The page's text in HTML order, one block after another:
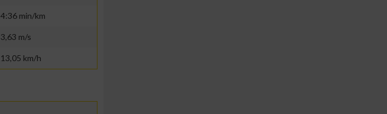
4:36 min/km
3,63 m/s
13,05 km/h